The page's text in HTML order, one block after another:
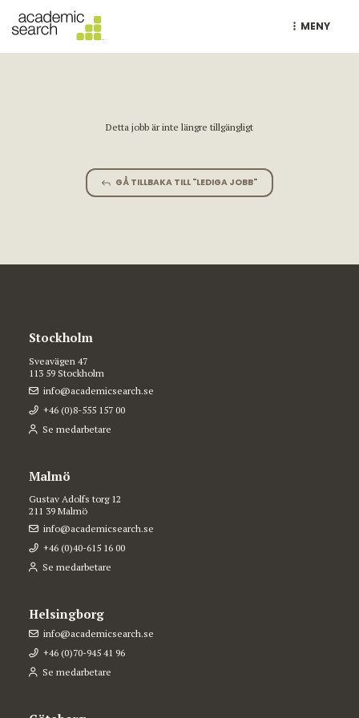
MENY
Detta jobb är inte längre tillgängligt
GÅ TILLBAKA TILL "LEDIGA JOBB"
Stockholm
Sveavägen 47
113 59 Stockholm
info@academicsearch.se
+46 (0)8-555 157 00
Se medarbetare
Malmö
Gustav Adolfs torg 12
211 39 Malmö
info@academicsearch.se
+46 (0)40-615 16 00
Se medarbetare
Helsingborg
info@academicsearch.se
+46 (0)70-945 41 96
Se medarbetare